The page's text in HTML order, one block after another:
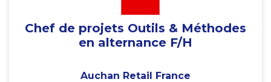
Chef de projets Outils & Méthodes
en alternance F/H
Auchan Retail France